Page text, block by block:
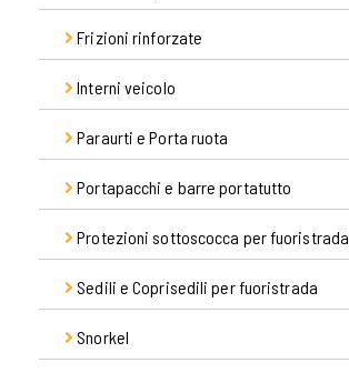
Compressori fissi per fuoristrada
Distanziali in acciaio
Frizioni rinforzate
Kit frizioni
Interni veicolo
Accessori generici
Paraurti e Porta ruota
Paraurti anteriori
Portapacchi e barre portatutto
Accessori per tetto e portapacchi
Barre portatutto
Protezioni sottoscocca per fuoristrada
Para differenziale
Sedili e Coprisedili per fuoristrada
Coprisedili per fuoristrada
Snorkel